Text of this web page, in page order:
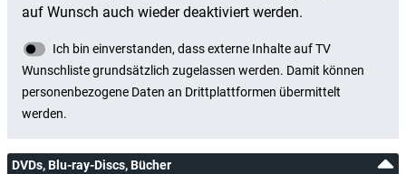
DVDs, Blu-ray-Discs, Bücher